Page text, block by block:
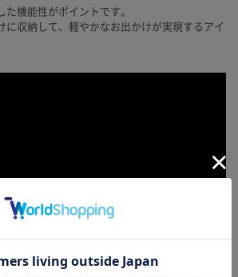
機能性がポイントです。
に収納して、軽やかなお出かけが実現するアイ